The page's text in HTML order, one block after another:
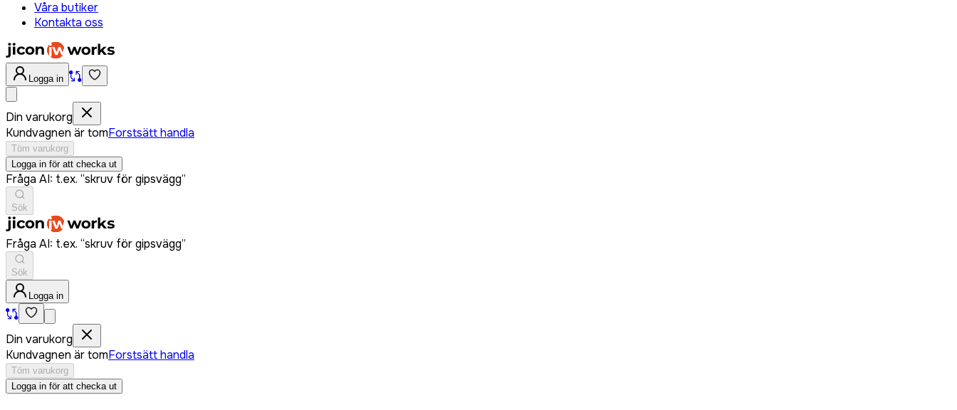
Våra butiker
Kontakta oss
Logga in
Din varukorg
Kundvagnen är tomForstsätt handla
Töm varukorg
Logga in för att checka ut
Fråga AI: t.ex. “skruv för gipsvägg”
Sök
Fråga AI: t.ex. “skruv för gipsvägg”
Sök
Logga in
Din varukorg
Kundvagnen är tomForstsätt handla
Töm varukorg
Logga in för att checka ut